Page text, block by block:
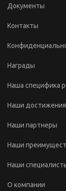
Документы
Контакты
Награды
Наша специфика
Наши достижения
Наши партнеры
Наши
Наши
О компании